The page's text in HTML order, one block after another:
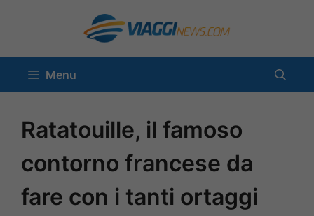
contenuto
Menu
Ratatouille, il famoso
contorno francese da
fare con i tanti ortaggi